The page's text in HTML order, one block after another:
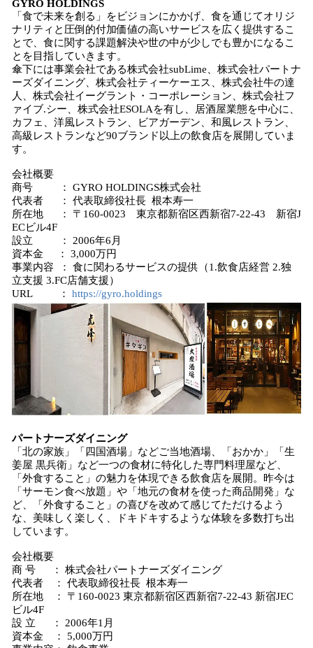
GYRO HOLDINGS
「食で未来を創る」をビジョンにかかげ、食を通じてオリジ
ナリティと圧倒的付加価値の高いサービスを広く提供するこ
とで、食に関する課題解決や世の中が少しでも豊かになるこ
とを目指していきます。
傘下には事業会社である株式会社subLime、株式会社パートナ
ーズダイニング、株式会社ティーケーエス、株式会社牛の達
人、株式会社イーグラント・コーポレーション、株式会社フ
ァイブ.シー、株式会社ESOLAを有し、居酒屋業態を中心に、
カフェ、洋風レストラン、ビアガーデン、和風レストラン、
高級レストランなど90ブランド以上の飲食店を展開していま
す。
会社概要
商号 ： GYRO HOLDINGS株式会社
代表者 ： 代表取締役社長 根本寿一
所在地 ： 〒160-0023 東京都新宿区西新宿7-22-43 新宿J
ECビル4F
設立 ： 2006年6月
資本金 ： 3,000万円
事業内容 ： 食に関わるサービスの提供（1.飲食店経営 2.独
立支援 3.FC店舗支援）
URL ： https://gyro.holdings
パートナーズダイニング
「北の家族」「四国酒場」などご当地酒場、「おかか」「生
姜屋 黒兵衛」など一つの食材に特化した専門料理屋など、
「外食すること」の魅力を体現できる飲食店を展開。昨今は
「サーモン食べ放題」や「地元の食材を使った商品開発」な
ど、「外食すること」の喜びを改めて感じてただけるよう
な、美味しく楽しく、ドキドキするような体験を多数打ち出
しています。
会社概要
商 号 ： 株式会社パートナーズダイニング
代表者 ： 代表取締役社長 根本寿一
所在地 ： 〒160-0023 東京都新宿区西新宿7-22-43 新宿JEC
ビル4F
設 立 ： 2006年1月
資本金 ： 5,000万円